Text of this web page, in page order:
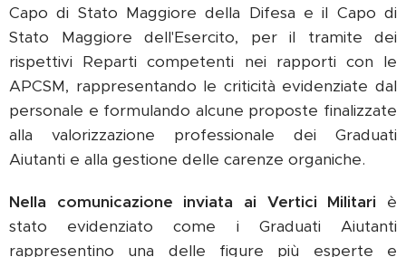
Capo di Stato Maggiore della Difesa e il Capo di
Stato Maggiore dell'Esercito, per il tramite dei
rispettivi Reparti competenti nei rapporti con le
APCSM, rappresentando le criticità evidenziate dal
personale e formulando alcune proposte finalizzate
alla valorizzazione professionale dei Graduati
Aiutanti e alla gestione delle carenze organiche.
Nella comunicazione inviata ai Vertici Militari è
stato evidenziato come i Graduati Aiutanti
rappresentino una delle figure più esperte e